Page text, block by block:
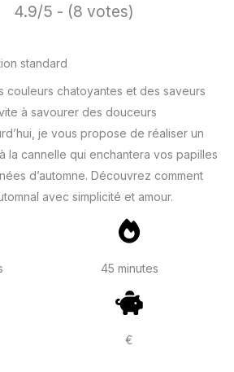
4.9/5 - (8 votes)
couleurs chatoyantes et des saveurs
à savourer des douceurs
je vous propose de réaliser un
la cannelle qui enchantera vos papilles
d’automne. Découvrez comment
avec simplicité et amour.
45 minutes
€